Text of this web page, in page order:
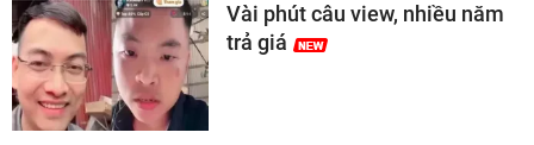
Vài phút câu view, nhiều năm
trả giá